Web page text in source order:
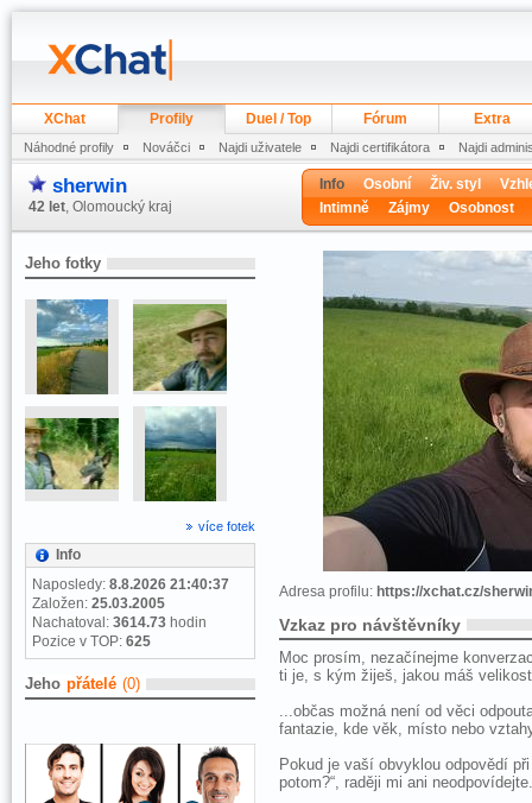
XChat Profily Duel / Top Fórum Extra
Náhodné profily Nováčci Najdi uživatele Najdi certifikátora Najdi
sherwin
42 let, Olomoucký kraj
Info Osobní Živ. styl
Intimně
Zájmy Osobnost
Jeho fotky
více fotek
Info
Naposledy: 8.8.2026 21:40:37
Založen: 25.03.2005
Nachatoval: 3614.73 hodin
Pozice v TOP: 625
Jeho přátelé (0)
Adresa profilu: https://xchat.cz/
Vzkaz pro návštěvníky
Moc prosím, nezačínejme
ti je, s kým žiješ, jakou máš
...občas možná není od věci
fantazie, kde věk, místo nebo
Pokud je vaší obvyklou odpovědí při
potom?“, raději mi ani neodpovídejte.